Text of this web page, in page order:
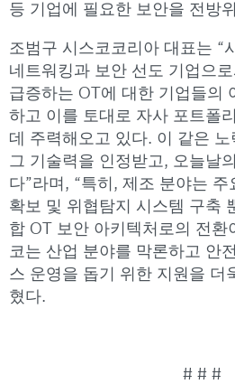
등 기업에 필요한 보안을 전방
조범구 시스코코리아 대표는 “
네트워킹과 보안 선도 기업으
급증하는 OT에 대한 기업들의
하고 이를 토대로 자사 포트폴
데 주력해오고 있다. 이 같은 노
그 기술력을 인정받고, 오늘날
다”라며, “특히, 제조 분야는
확보 및 위협탐지 시스템 구축
합 OT 보안 아키텍처로의 전환
코는 산업 분야를 막론하고 안
스 운영을 돕기 위한 지원을 더
혔다.
# # #